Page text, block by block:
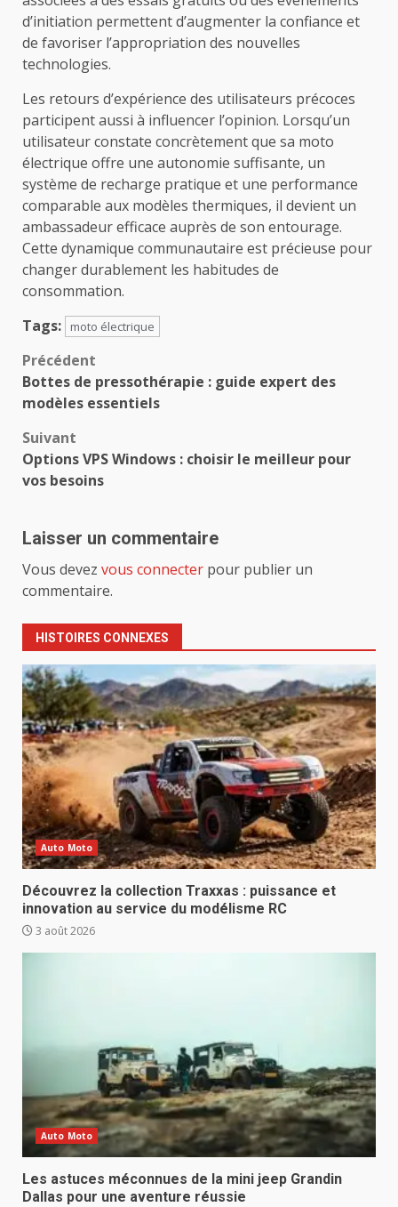
d’initiation permettent d’augmenter la confiance et
de favoriser l’appropriation des nouvelles
technologies.
Les retours d’expérience des utilisateurs précoces
participent aussi à influencer l’opinion. Lorsqu’un
utilisateur constate concrètement que sa moto
électrique offre une autonomie suffisante, un
système de recharge pratique et une performance
comparable aux modèles thermiques, il devient un
ambassadeur efficace auprès de son entourage.
Cette dynamique communautaire est précieuse pour
changer durablement les habitudes de
consommation.
Tags:
moto électrique
Navigation
d’article
Précédent
Bottes de pressothérapie : guide expert des
modèles essentiels
Suivant
Options VPS Windows : choisir le meilleur pour
vos besoins
Laisser un commentaire
Vous devez vous connecter pour publier un
commentaire.
HISTOIRES CONNEXES
Auto Moto
Découvrez la collection Traxxas : puissance et
innovation au service du modélisme RC
3 août 2026
Auto Moto
Les astuces méconnues de la mini jeep Grandin
Dallas pour une aventure réussie